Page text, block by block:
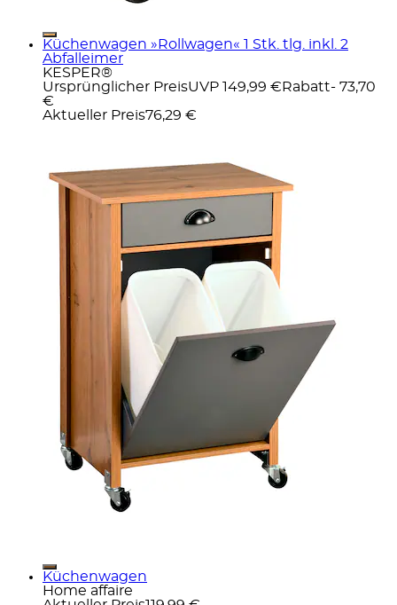
Küchenwagen »Rollwagen« 1 Stk. tlg. inkl. 2
Abfalleimer
KESPER®
Ursprünglicher PreisUVP 149,99 € Rabatt- 73,70
€
Aktueller Preis76,29 €
Küchenwagen
Home affaire